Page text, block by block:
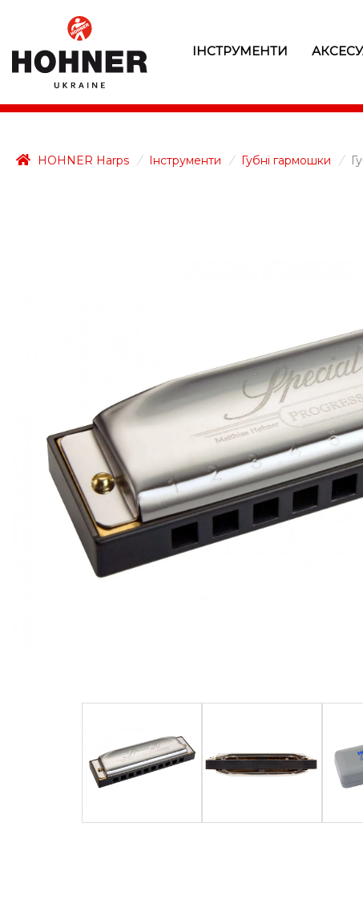
ІНСТРУМЕНТИ
HOHNER Harps / Інструменти / Губні гармошки /